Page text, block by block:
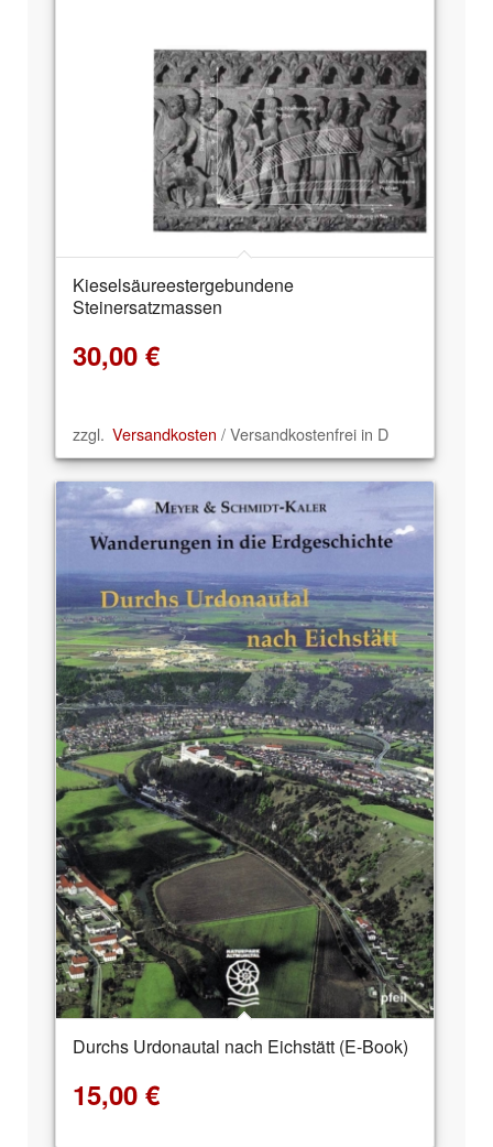
Kieselsäureestergebundene
Steinersatzmassen
30,00 €
zzgl. Versandkosten / Versandkostenfrei in D
Durchs Urdonautal nach Eichstätt (E-Book)
15,00 €